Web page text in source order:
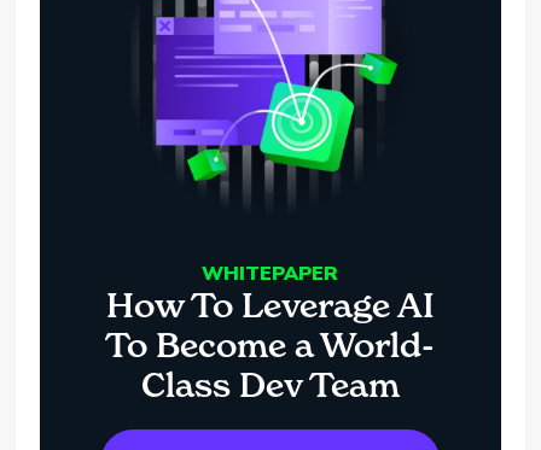
WHITEPAPER
How To Leverage AI
To Become a World-
Class Dev Team